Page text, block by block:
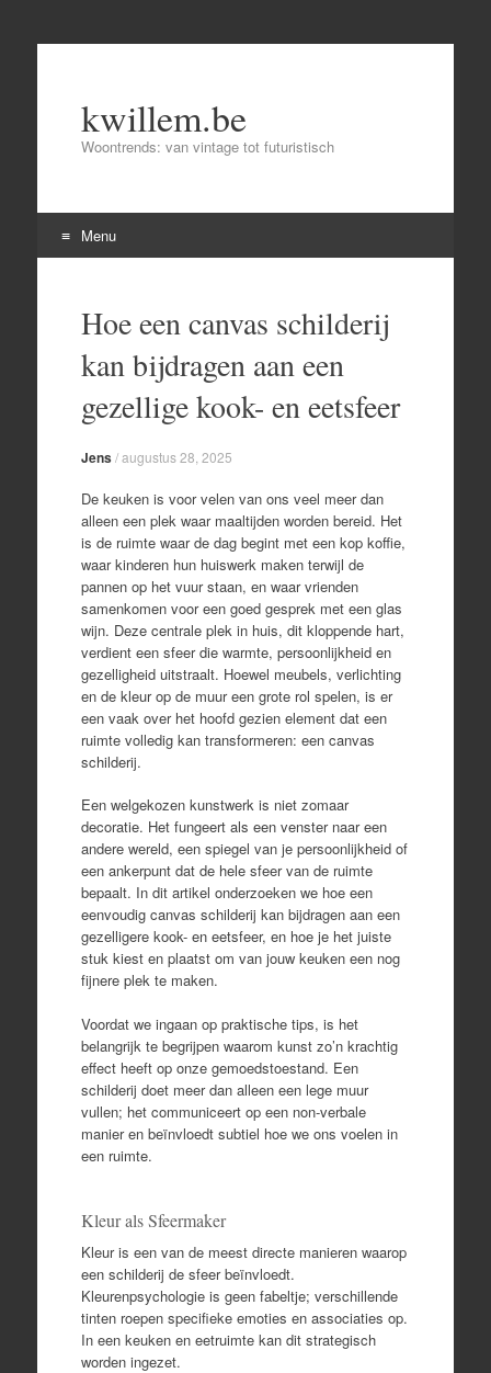
kwillem.be
Woontrends: van vintage tot futuristisch
Menu
contentHoe een canvas schilderij
kan bijdragen aan een
gezellige kook- en eetsfeer
Jens/augustus 28, 2025
De keuken is voor velen van ons veel meer dan
alleen een plek waar maaltijden worden bereid. Het
is de ruimte waar de dag begint met een kop koffie,
waar kinderen hun huiswerk maken terwijl de
pannen op het vuur staan, en waar vrienden
samenkomen voor een goed gesprek met een glas
wijn. Deze centrale plek in huis, dit kloppende hart,
verdient een sfeer die warmte, persoonlijkheid en
gezelligheid uitstraalt. Hoewel meubels, verlichting
en de kleur op de muur een grote rol spelen, is er
een vaak over het hoofd gezien element dat een
ruimte volledig kan transformeren: een canvas
schilderij.
Een welgekozen kunstwerk is niet zomaar
decoratie. Het fungeert als een venster naar een
andere wereld, een spiegel van je persoonlijkheid of
een ankerpunt dat de hele sfeer van de ruimte
bepaalt. In dit artikel onderzoeken we hoe een
eenvoudig canvas schilderij kan bijdragen aan een
gezelligere kook- en eetsfeer, en hoe je het juiste
stuk kiest en plaatst om van jouw keuken een nog
fijnere plek te maken.
Voordat we ingaan op praktische tips, is het
belangrijk te begrijpen waarom kunst zo’n krachtig
effect heeft op onze gemoedstoestand. Een
schilderij doet meer dan alleen een lege muur
vullen; het communiceert op een non-verbale
manier en beïnvloedt subtiel hoe we ons voelen in
een ruimte.
Kleur als Sfeermaker
Kleur is een van de meest directe manieren waarop
een schilderij de sfeer beïnvloedt.
Kleurenpsychologie is geen fabeltje; verschillende
tinten roepen specifieke emoties en associaties op.
In een keuken en eetruimte kan dit strategisch
worden ingezet.